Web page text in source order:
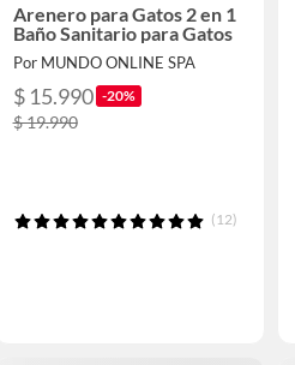
Arenero para Gatos 2 en 1
Baño Sanitario para Gatos
Por MUNDO ONLINE SPA
$ 15.990 -20%
$ 19.990
(12)